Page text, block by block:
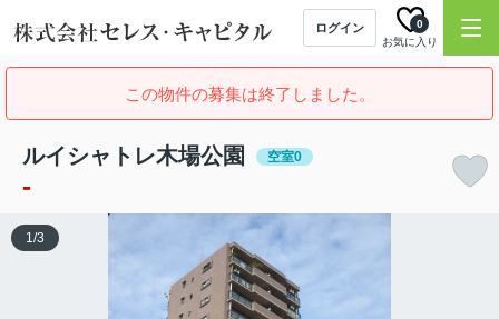
ログイン
お気に入り
0
この物件の募集は終了しました。
ルイシャトレ木場公園 空室0
-
1/3